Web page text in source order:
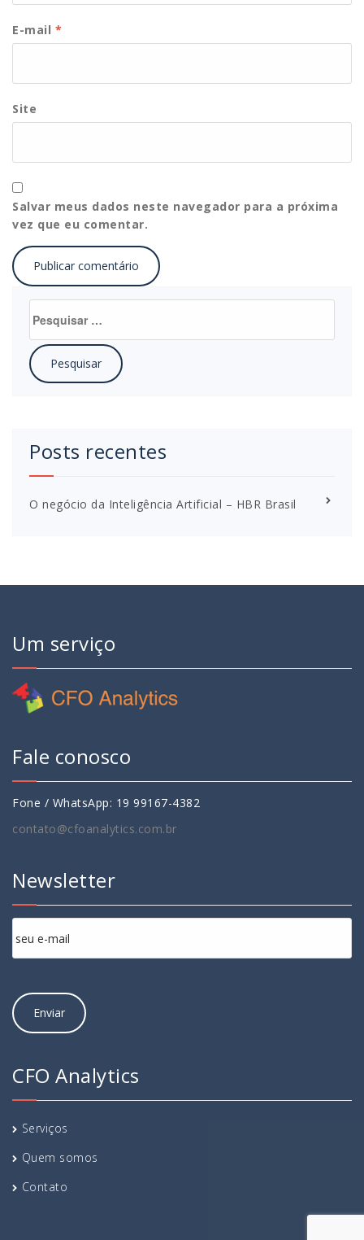
E-mail *
Site
Salvar meus dados neste navegador para a próxima
vez que eu comentar.
por:
Posts recentes
O negócio da Inteligência Artificial – HBR Brasil
Um serviço
Fale conosco
Fone / WhatsApp: 19 99167-4382
contato@cfoanalytics.com.br
Newsletter
CFO Analytics
Serviços
Quem somos
Contato